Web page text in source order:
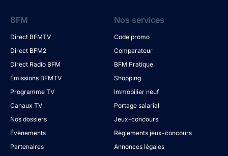
BFM
Direct BFMTV
Direct BFM2
Direct Radio BFM
Émissions BFMTV
Programme TV
Canaux TV
Nos dossiers
Évènements
Partenaires
Nos services
Code promo
Comparateur
BFM Pratique
Shopping
Immobilier neuf
Portage salarial
Jeux-concours
Règlements jeux-concours
Annonces légales